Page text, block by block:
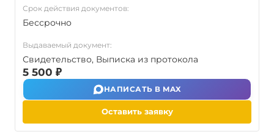
Срок действия документов:
Бессрочно
Выдаваемый документ:
Свидетельство, Выписка из протокола
5 500 ₽
НАПИСАТЬ В MAX
Оставить заявку